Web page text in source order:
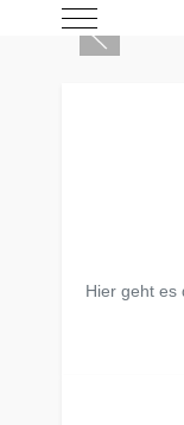
Mobile Menu
Hier geht es